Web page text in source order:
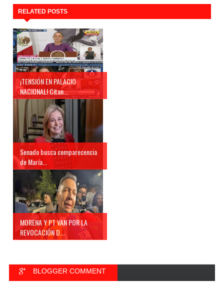
RELATED POSTS
¡TENSIÓN EN PALACIO
NACIONAL! Citan...
Senado busca comparecencia
de María...
MORENA Y PT VAN POR LA
REVOCACIÓN D...
BLOGGER COMMENT